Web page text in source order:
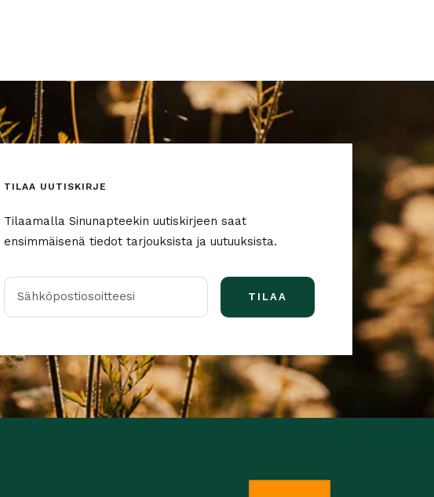
TILAA UUTISKIRJE
Tilaamalla Sinunapteekin uutiskirjeen saat
ensimmäisenä tiedot tarjouksista ja uutuuksista.
Sähköpostiosoitteesi TILAA